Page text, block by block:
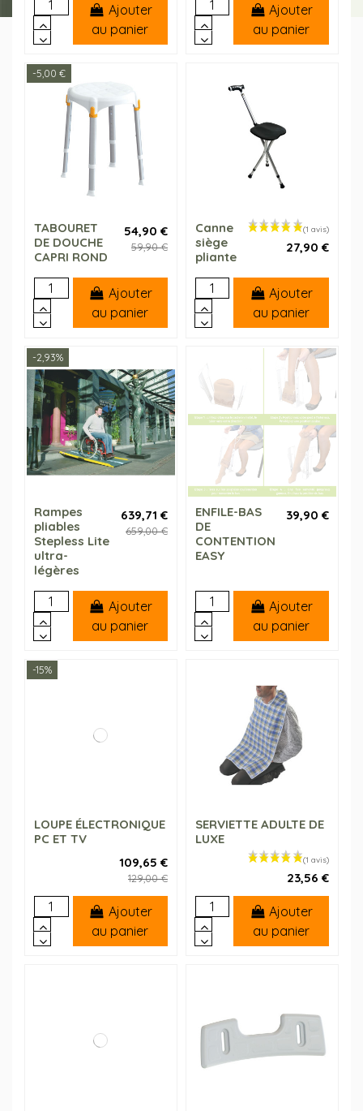
Ajouter
au panier
Ajouter
au panier
-5,00 €
TABOURET
DE DOUCHE
CAPRI ROND
54,90 €
59,90 €
Ajouter
au panier
Canne
siège
pliante
27,90 €
Ajouter
au panier
-2,93%
Rampes
pliables
Stepless Lite
ultra-
légères
639,71 €
659,00 €
Ajouter
au panier
ENFILE-BAS
DE
CONTENTION
EASY
39,90 €
Ajouter
au panier
-15%
LOUPE ÉLECTRONIQUE
PC ET TV
109,65 €
129,00 €
Ajouter
au panier
SERVIETTE ADULTE DE
LUXE
23,56 €
Ajouter
au panier